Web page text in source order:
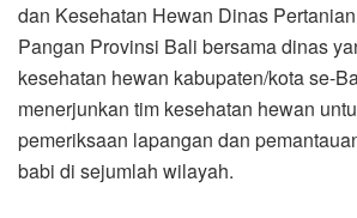
dan Kesehatan Hewan Dinas
Pangan Provinsi Bali bersama dinas
kesehatan hewan kabupaten/kota se-
menerjunkan tim kesehatan hewan
pemeriksaan lapangan dan
babi di sejumlah wilayah.